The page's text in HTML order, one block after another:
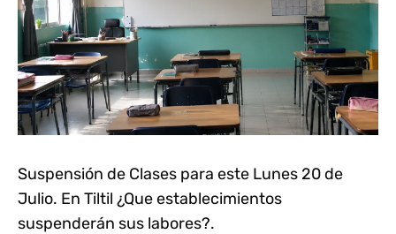
Suspensión de Clases para este Lunes 20 de
Julio. En Tiltil ¿Que establecimientos
suspenderán sus labores?.